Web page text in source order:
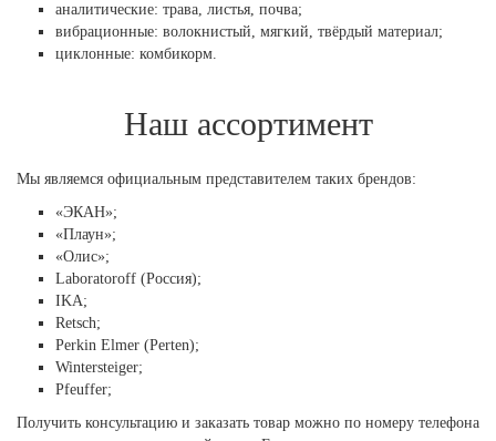
аналитические: трава, листья, почва;
вибрационные: волокнистый, мягкий, твёрдый материал;
циклонные: комбикорм.
Наш ассортимент
Мы являемся официальным представителем таких брендов:
«ЭКАН»;
«Плаун»;
«Олис»;
Laboratoroff (Россия);
IKA;
Retsch;
Perkin Elmer (Perten);
Wintersteiger;
Pfeuffer;
Получить консультацию и заказать товар можно по номеру телефона